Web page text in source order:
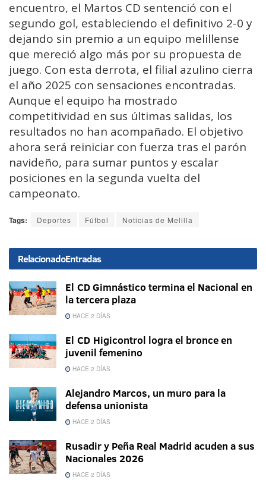
encuentro, el Martos CD sentenció con el
segundo gol, estableciendo el definitivo 2-0 y
dejando sin premio a un equipo melillense
que mereció algo más por su propuesta de
juego. Con esta derrota, el filial azulino cierra
el año 2025 con sensaciones encontradas.
Aunque el equipo ha mostrado
competitividad en sus últimas salidas, los
resultados no han acompañado. El objetivo
ahora será reiniciar con fuerza tras el parón
navideño, para sumar puntos y escalar
posiciones en la segunda vuelta del
campeonato.
Tags: Deportes Fútbol Noticias de Melilla
RelacionadoEntradas
El CD Gimnástico termina el Nacional en
la tercera plaza
HACE 2 DÍAS
El CD Higicontrol logra el bronce en
juvenil femenino
HACE 2 DÍAS
Alejandro Marcos, un muro para la
defensa unionista
HACE 2 DÍAS
Rusadir y Peña Real Madrid acuden a sus
Nacionales 2026
HACE 2 DÍAS